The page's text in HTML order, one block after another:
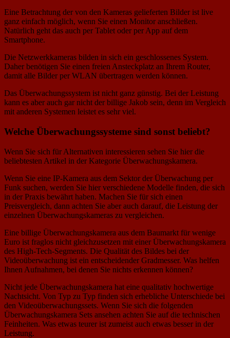
Eine Betrachtung der von den Kameras gelieferten Bilder ist live
ganz einfach möglich, wenn Sie einen Monitor anschließen.
Natürlich geht das auch per Tablet oder per App auf dem
Smartphone.
Die Netzwerkkameras bilden in sich ein geschlossenes System.
Daher benötigen Sie einen freien Ansteckplatz an Ihrem Router,
damit alle Bilder per WLAN übertragen werden können.
Das Überwachungssystem ist nicht ganz günstig. Bei der Leistung
kann es aber auch gar nicht der billige Jakob sein, denn im Vergleich
mit anderen Systemen leistet es sehr viel.
Welche Überwachungssysteme sind sonst beliebt?
Wenn Sie sich für Alternativen interessieren sehen Sie hier die
beliebtesten Artikel in der Kategorie Überwachungskamera.
Wenn Sie eine IP-Kamera aus dem Sektor der Überwachung per
Funk suchen, werden Sie hier verschiedene Modelle finden, die sich
in der Praxis bewährt haben. Machen Sie für sich einen
Preisvergleich, dann achten Sie aber auch darauf, die Leistung der
einzelnen Überwachungskameras zu vergleichen.
Eine billige Überwachungskamera aus dem Baumarkt für wenige
Euro ist fraglos nicht gleichzusetzen mit einer Überwachungskamera
des High-Tech-Segments. Die Qualität des Bildes bei der
Videoüberwachung ist ein entscheidender Gradmesser. Was helfen
Ihnen Aufnahmen, bei denen Sie nichts erkennen können?
Nicht jede Überwachungskamera hat eine qualitativ hochwertige
Nachtsicht. Von Typ zu Typ finden sich erhebliche Unterschiede bei
den Videoüberwachungssets. Wenn Sie sich die folgenden
Überwachungskamera Sets ansehen achten Sie auf die technischen
Feinheiten. Was etwas teurer ist zumeist auch etwas besser in der
Leistung.